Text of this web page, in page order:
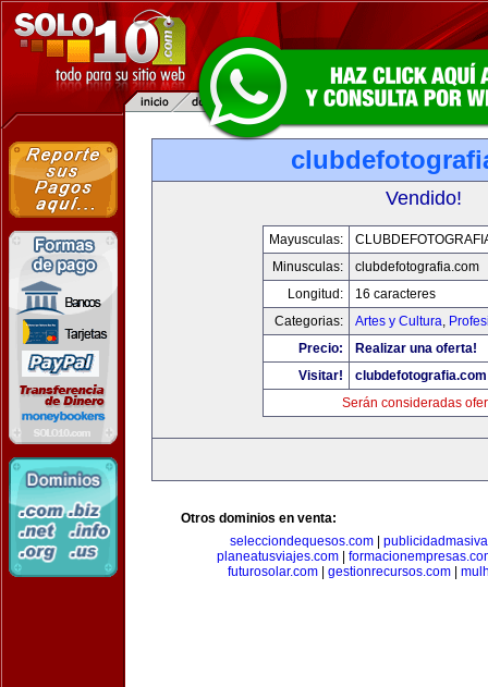
Vendido!
Mayusculas:
Minusculas:
clubdefotografia.com
Longitud:
16 caracteres
Categorias:
Artes y Cultura,
Precio:
Realizar una oferta!
Visitar!
clubdefotografia.com
Serán consideradas
Otros dominios en venta:
selecciondequesos.com
planeatusviajes.com
futurosolar.com| gestionrecursos.com|